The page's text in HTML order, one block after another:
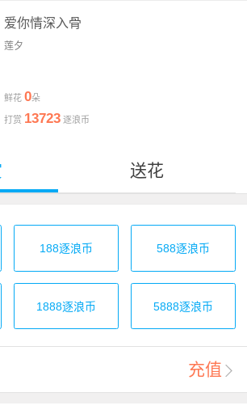
爱你情深入骨
莲夕
鲜花 0朵
打赏 13723 逐浪币
送花
188逐浪币 588逐浪币
1888逐浪币 5888逐浪币
充值 